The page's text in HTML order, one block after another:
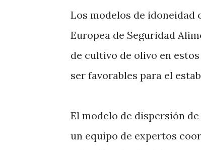
Los modelos de
Europea de Seguridad
de cultivo de olivo en
ser favorables para el
El modelo de dispersión
un equipo de expertos